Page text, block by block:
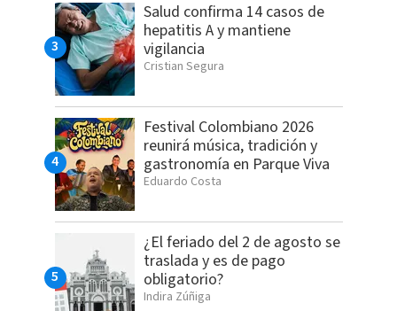
Salud confirma 14 casos de
hepatitis A y mantiene
vigilancia
Cristian Segura
Festival Colombiano 2026
reunirá música, tradición y
gastronomía en Parque Viva
Eduardo Costa
¿El feriado del 2 de agosto se
traslada y es de pago
obligatorio?
Indira Zúñiga